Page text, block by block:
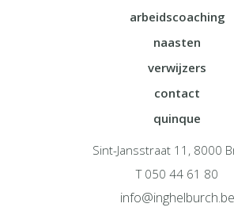
arbeidscoaching
naasten
verwijzers
contact
quinque
Sint-Jansstraat 11, 8000
T 050 44 61 80
info@inghelburch.be